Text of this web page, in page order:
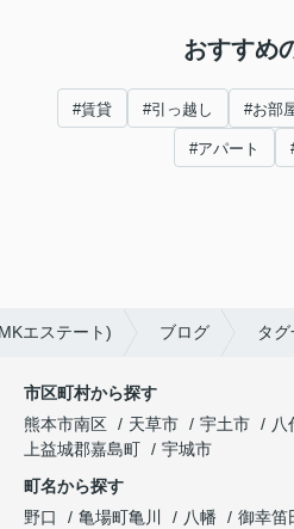
おすすめ
#賃貸 #引っ越し #お部
#アパート
エステート) ブログ タ
市区町村から探す
熊本市南区
天草市 宇土市 八
上益城郡嘉島町
宇城市
町名から探す
野口
亀場町亀川 八幡 御幸笛